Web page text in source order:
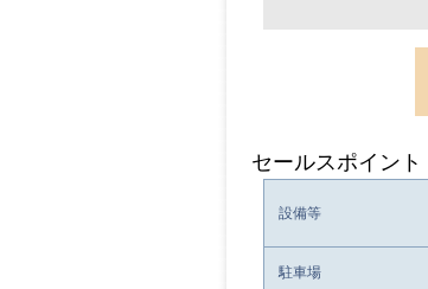
セールスポイント
設備等
駐車場